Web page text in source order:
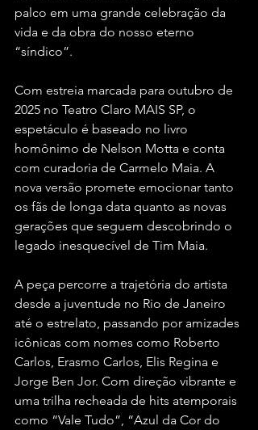
palco em uma grande celebração da
vida e da obra do nosso eterno
“síndico”.
Com estreia marcada para outubro de
2025 no Teatro Claro MAIS SP, o
espetáculo é baseado no livro
homônimo de Nelson Motta e conta
com curadoria de Carmelo Maia. A
nova versão promete emocionar tanto
os fãs de longa data quanto as novas
gerações que seguem descobrindo o
legado inesquecível de Tim Maia.
A peça percorre a trajetória do artista
desde a juventude no Rio de Janeiro
até o estrelato, passando por amizades
icônicas com nomes como Roberto
Carlos, Erasmo Carlos, Elis Regina e
Jorge Ben Jor. Com direção vibrante e
uma trilha recheada de hits atemporais
como “Vale Tudo”, “Azul da Cor do